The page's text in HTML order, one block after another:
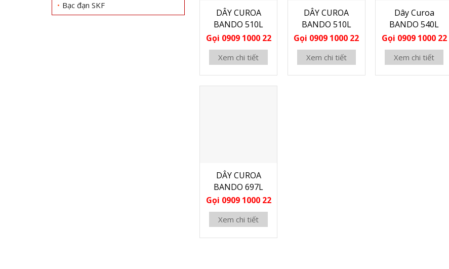
Bạc đạn SKF
DÂY CUROA
BANDO 510L
Gọi 0909 1000 22
Xem chi tiết
DÂY CUROA
BANDO 510L
Gọi 0909 1000 22
Xem chi tiết
Dây Curoa
BANDO 540L
Gọi 0909 1000 22
Xem chi tiết
DÂY CUROA
BANDO 697L
Gọi 0909 1000 22
Xem chi tiết